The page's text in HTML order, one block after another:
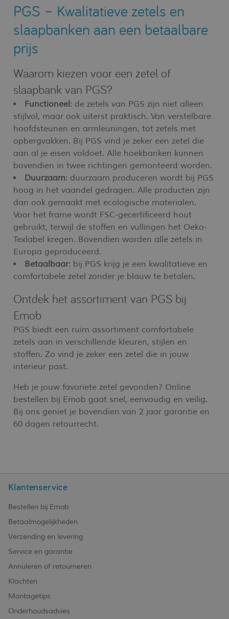
PGS – Kwalitatieve zetels en
slaapbanken aan een betaalbare
prijs
Waarom kiezen voor een zetel of
slaapbank van PGS?
Functioneel: de zetels van PGS zijn niet alleen
stijlvol, maar ook uiterst praktisch. Van verstelbare
hoofdsteunen en armleuningen, tot zetels met
opbergvakken. Bij PGS vind je zeker een zetel die
aan al je eisen voldoet. Alle hoekbanken kunnen
bovendien in twee richtingen gemonteerd worden.
Duurzaam: duurzaam produceren wordt bij PGS
hoog in het vaandel gedragen. Alle producten zijn
dan ook gemaakt met ecologische materialen.
Voor het frame wordt FSC-gecertificeerd hout
gebruikt, terwijl de stoffen en vullingen het Oeko-
Texlabel kregen. Bovendien worden alle zetels in
Europa geproduceerd.
Betaalbaar: bij PGS krijg je een kwalitatieve en
comfortabele zetel zonder je blauw te betalen.
Ontdek het assortiment van PGS bij
Emob
PGS biedt een ruim assortiment comfortabele
zetels aan in verschillende kleuren, stijlen en
stoffen. Zo vind je zeker een zetel die in jouw
interieur past.
Heb je jouw favoriete zetel gevonden? Online
bestellen bij Emob gaat snel, eenvoudig en veilig.
Bij ons geniet je bovendien van 2 jaar garantie en
60 dagen retourrecht.
Klantenservice
Bestellen bij Emob
Betaalmogelijkheden
Verzending en levering
Service en garantie
Annuleren of retourneren
Klachten
Montagetips
Onderhoudsadvies